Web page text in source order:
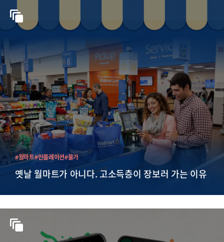
옛날 월마트가 아니다. 고소득층이 장보러 가는 이유
#월마트#인플레이션#물가